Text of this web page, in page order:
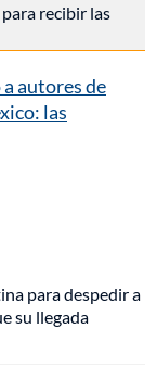
para recibir las
autores de
las
para despedir a
su llegada